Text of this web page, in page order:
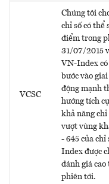
VCSC
Chúng tôi
chỉ số có thể
điểm trong
31/07/2015
VN-Index có
bước vào
động mạnh
hướng tích
khả năng chỉ
vượt vùng
- 645 của chỉ
Index được
đánh giá cao
phiên tới.